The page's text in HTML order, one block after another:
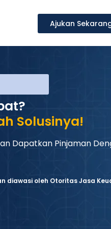
Ajukan
Solusinya!
Dapatkan Pinjaman
diawasi oleh Otoritas Jasa